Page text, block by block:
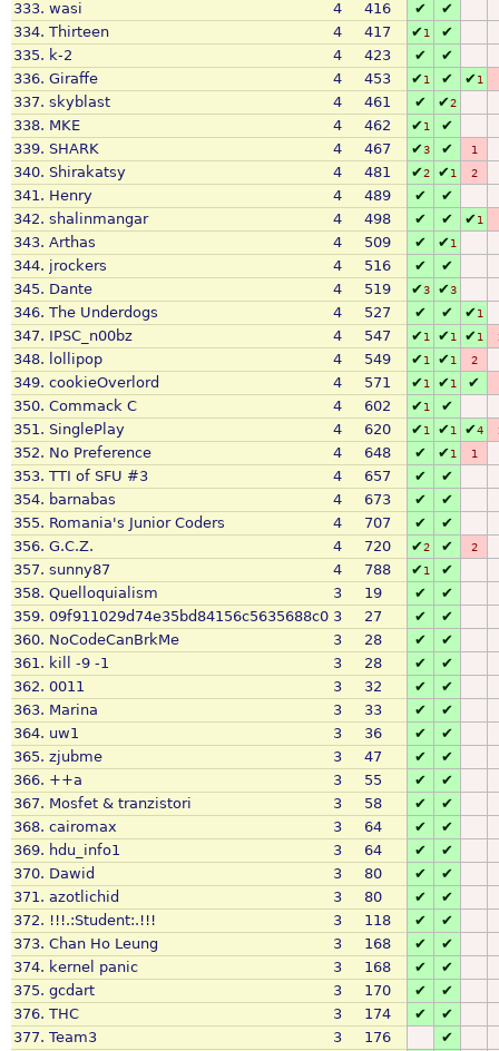
333. wasi 4 416 ✔
✔
334. Thirteen 4 417 ✔1
✔
335. k-2 4 423 ✔
✔
336. Giraffe 4 453 ✔1 ✔ ✔1
337. skyblast 4 461 ✔ ✔2
338. MKE 4 462 ✔1
✔
339. SHARK 4 467 ✔3 ✔ 1
340. Shirakatsy 4 481 ✔2 ✔1 2
341. Henry 4 489 ✔
✔
342. shalinmangar 4 498 ✔ ✔ ✔1
343. Arthas 4 509 ✔ ✔1
344. jrockers 4 516 ✔
✔
345. Dante 4 519 ✔3 ✔3
346. The Underdogs 4 527 ✔ ✔ ✔1
347. IPSC_n00bz 4 547 ✔1 ✔1 ✔1
348. lollipop 4 549 ✔1 ✔1 2
349. cookieOverlord 4 571 ✔1 ✔1 ✔
350. Commack C 4 602 ✔1
✔
351. SinglePlay 4 620 ✔1 ✔1 ✔4
352. No Preference 4 648 ✔ ✔1 1
353. TTI of SFU #3 4 657 ✔
✔
354. barnabas 4 673 ✔
✔
355. Romania's Junior Coders 4 707 ✔
✔
356. G.C.Z. 4 720 ✔2 ✔ 2
357. sunny87 4 788 ✔1
✔
358. Quelloquialism 3 19 ✔
✔
359. 09f911029d74e35bd84156c5635688c0 3 27 ✔
✔
360. NoCodeCanBrkMe 3 28 ✔
✔
361. kill -9 -1 3 28 ✔
✔
362. 0011 3 32 ✔
✔
363. Marina 3 33 ✔
✔
364. uw1 3 36 ✔
✔
365. zjubme 3 47 ✔
✔
366. ++a 3 55 ✔
✔
367. Mosfet & tranzistori 3 58 ✔
✔
368. cairomax 3 64 ✔
✔
369. hdu_info1 3 64 ✔
✔
370. Dawid 3 80 ✔
✔
371. azotlichid 3 80 ✔
✔
372. !!!.:Student:.!!! 3 118 ✔
✔
373. Chan Ho Leung 3 168 ✔
✔
374. kernel panic 3 168 ✔
✔
375. gcdart 3 170 ✔
✔
376. THC 3 174 ✔
✔
377. Team3 3 176
✔